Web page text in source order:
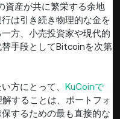
資産が共に繁栄する余地
は引き続き物理的な金を
方、小売投資家や現代的
手段としてBitcoinを次第
方にとって、 KuCoinで
解することは、ポートフォ
するための最も直接的な